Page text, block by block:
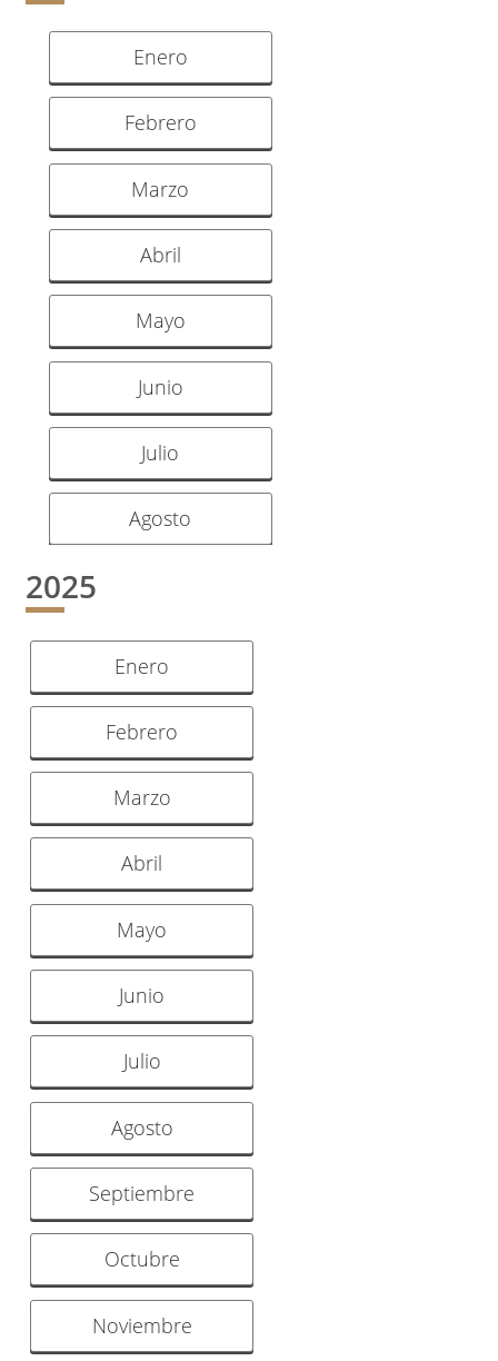
Enero
Febrero
Marzo
Abril
Mayo
Junio
Julio
Agosto
2025
Enero
Febrero
Marzo
Abril
Mayo
Junio
Julio
Agosto
Septiembre
Octubre
Noviembre